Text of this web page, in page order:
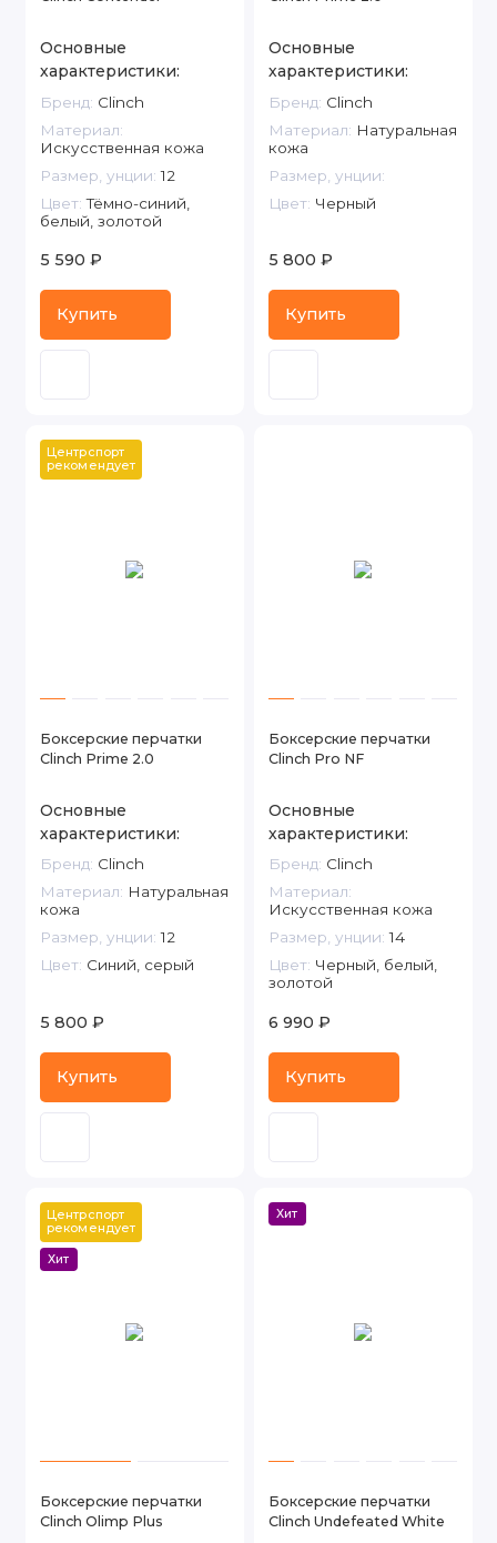
Основные
характеристики:
Бренд: Clinch
Материал:
Искусственная кожа
Размер, унции: 12
Цвет: Тёмно-синий,
белый, золотой
5 590 ₽
Купить
Основные
характеристики:
Бренд: Clinch
Материал: Натуральная
кожа
Размер, унции:
Цвет: Черный
5 800 ₽
Купить
Центрспорт
рекомендует
Боксерские перчатки
Clinch Prime 2.0
Основные
характеристики:
Бренд: Clinch
Материал: Натуральная
кожа
Размер, унции: 12
Цвет: Синий, серый
5 800 ₽
Купить
Боксерские перчатки
Clinch Pro NF
Основные
характеристики:
Бренд: Clinch
Материал:
Искусственная кожа
Размер, унции: 14
Цвет: Черный, белый,
золотой
6 990 ₽
Купить
Центрспорт
рекомендует
Хит
Боксерские перчатки
Clinch Olimp Plus
Хит
Боксерские перчатки
Clinch Undefeated White